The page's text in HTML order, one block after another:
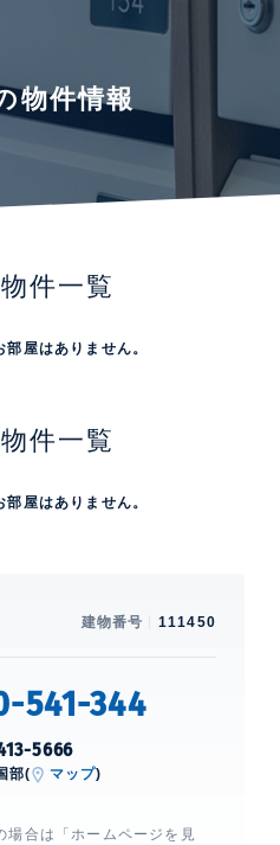
物件情報
物件一覧
屋はありません。
物件一覧
屋はありません。
建物番号 111450
541-344
5666
部( マップ)
合は「ホームページを見